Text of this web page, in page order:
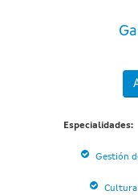
Especialidades:
Gestión
Cultura